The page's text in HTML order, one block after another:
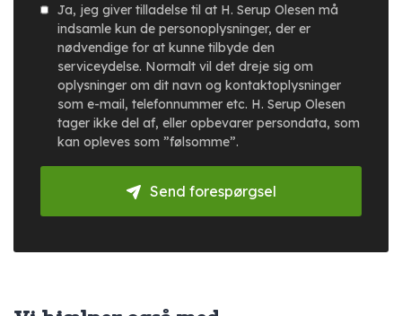
Ja, jeg giver tilladelse til at H. Serup Olesen må
indsamle kun de personoplysninger, der er
nødvendige for at kunne tilbyde den
serviceydelse. Normalt vil det dreje sig om
oplysninger om dit navn og kontaktoplysninger
som e-mail, telefonnummer etc. H. Serup Olesen
tager ikke del af, eller opbevarer persondata, som
kan opleves som ”følsomme”.
Send forespørgsel